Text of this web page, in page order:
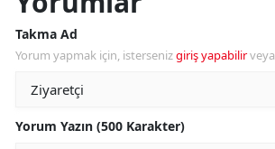
Takma Ad
Yorum yapmak için, istersenizgiriş yapabilirveya
Yorum Yazın (500 Karakter)